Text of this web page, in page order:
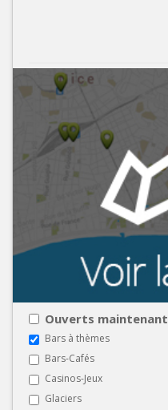
Ouverts maintenant
Bars à thèmes
Bars-Cafés
Casinos-Jeux
Glaciers